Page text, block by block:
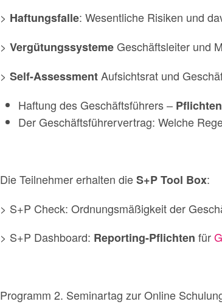
> Haftungsfalle: Wesentliche Risiken und
> VergütungssystemeGeschäftsleiter und
> Self-AssessmentAufsichtsrat und
Haftung des Geschäftsführers –
Der Geschäftsführervertrag: Welche
Die Teilnehmer erhalten dieS+P Tool Box:
> S+P Check: Ordnungsmäßigkeit der
> S+P Dashboard: Reporting-Pflichten für
Programm 2. Seminartag zur Online